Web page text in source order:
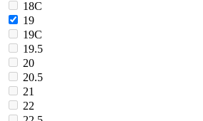
18C
19
19C
19.5
20
20.5
21
22